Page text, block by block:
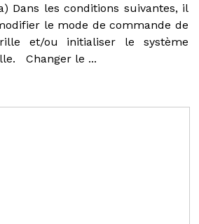
Dans les conditions suivantes, il
le mode de commande de
et/ou initialiser le système
Changer le ...